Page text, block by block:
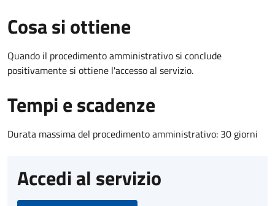
Cosa si ottiene
Quando il procedimento amministrativo si conclude
positivamente si ottiene l'accesso al servizio.
Tempi e scadenze
Durata massima del procedimento amministrativo: 30 giorni
Accedi al servizio